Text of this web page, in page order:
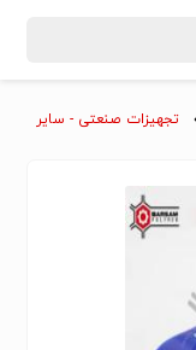
تجهیزات صنعتی - سایر